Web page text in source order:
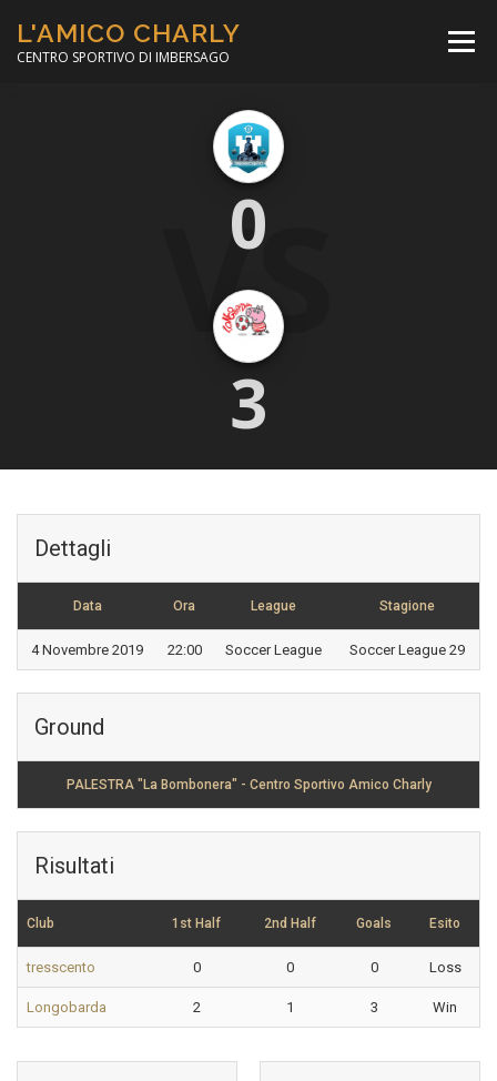
contenuto
L'AMICO CHARLY
CENTRO SPORTIVO DI IMBERSAGO
Menù
CORSO CALCIO A 5
MINIBASKET
VS
0
3
Dettagli
Data Ora League Stagione
4 Novembre 2019 22:00 Soccer League Soccer League 29
Ground
PALESTRA "La Bombonera" - Centro Sportivo Amico Charly
Risultati
Club 1st Half 2nd Half Goals Esito
tresscento 0 0 0 Loss
Longobarda 2 1 3 Win